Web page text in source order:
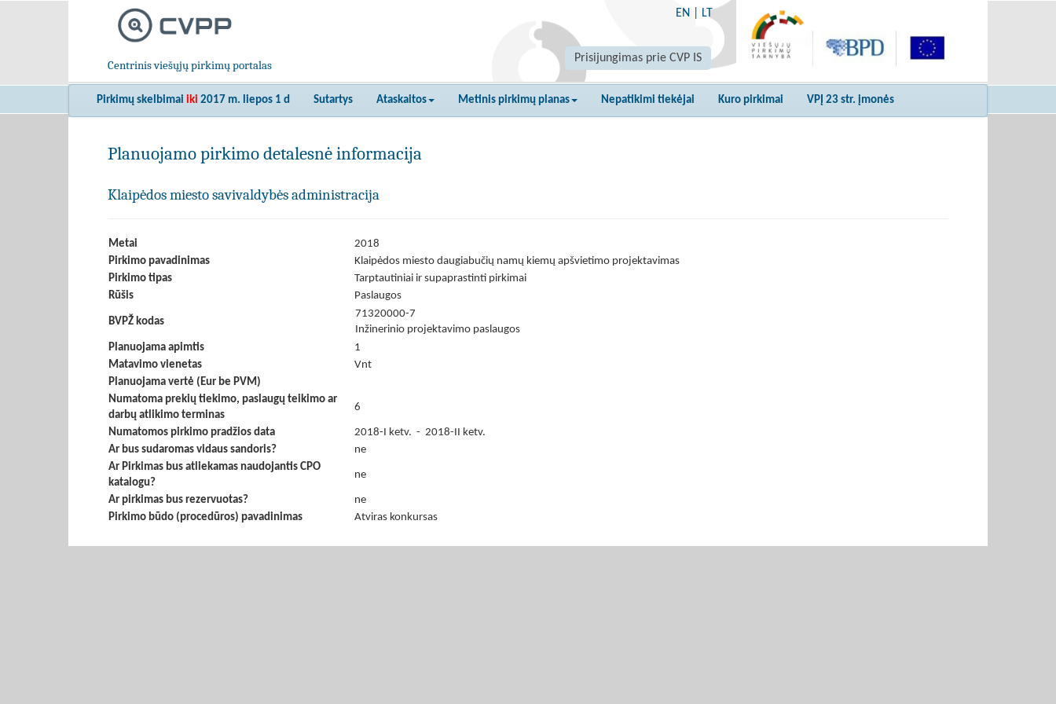
Centrinis viešųjų pirkimų portalas
EN LT
Prisijungimas prie CVP IS
Pirkimų skelbimai iki 2017 m. liepos 1 d Sutartys Ataskaitos Metinis pirkimų planas Nepatikimi tiekėjai Kuro pirkimai VPĮ 23 str. įmonės
Planuojamo pirkimo detalesnė informacija
Klaipėdos miesto savivaldybės administracija
Metai
2018
Pirkimo pavadinimas
Klaipėdos miesto daugiabučių namų kiemų apšvietimo projektavimas
Pirkimo tipas
Tarptautiniai ir supaprastinti pirkimai
Rūšis
Paslaugos
BVPŽ kodas
71320000-7
Inžinerinio projektavimo paslaugos
Planuojama apimtis
1
Matavimo vienetas
Vnt
Planuojama vertė (Eur be PVM)
Numatoma prekių tiekimo, paslaugų teikimo ar
darbų atlikimo terminas
6
Numatomos pirkimo pradžios data
2018-I ketv. - 2018-II ketv.
Ar bus sudaromas vidaus sandoris?
ne
Ar Pirkimas bus atliekamas naudojantis CPO
katalogu?
ne
Ar pirkimas bus rezervuotas?
ne
Pirkimo būdo (procedūros) pavadinimas
Atviras konkursas